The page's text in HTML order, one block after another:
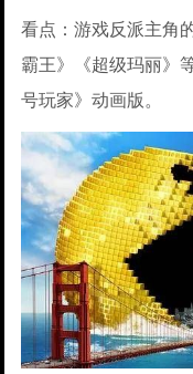
看点：游戏反派主角
霸王》《超级玛丽》
号玩家》动画版。